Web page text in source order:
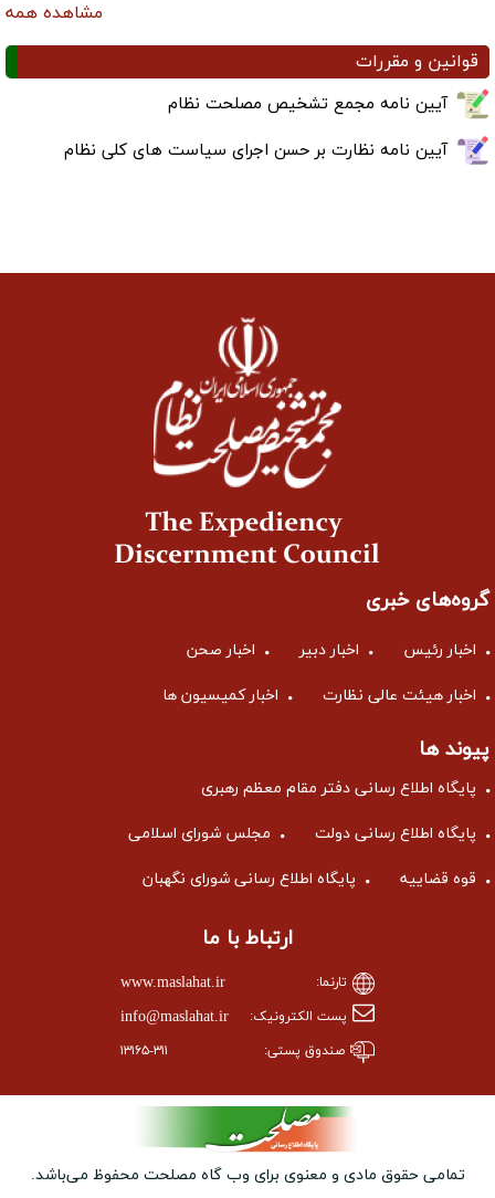
مشاهده همه
قوانین و مقررات
آیین نامه مجمع تشخیص مصلحت نظام
آیین نامه نظارت بر حسن اجرای سیاست های کلی نظام
گروه‌های خبری
اخبار رئیس اخبار دبیر اخبار صحن
اخبار هیئت عالی نظارت اخبار کمیسیون ها
پیوند ها
پایگاه اطلاع رسانی دفتر مقام معظم رهبری
پایگاه اطلاع رسانی دولت مجلس شورای اسلامی
قوه قضاییه پایگاه اطلاع رسانی شورای نگهبان
ارتباط با ما
تارنما: www.maslahat.ir
پست الکترونیک: info@maslahat.ir
صندوق پستی: ۱۳۱۶۵-۳۱۱
تمامی حقوق مادی و معنوی برای وب ‌گاه مصلحت محفوظ می‌باشد.